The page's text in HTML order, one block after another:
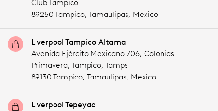
Club Tampico
89250 Tampico, Tamaulipas, Mexico
Liverpool Tampico Altama
Avenida Ejército Mexicano 706, Colonias
Primavera, Tampico, Tamps
89130 Tampico, Tamaulipas, Mexico
Liverpool Tepeyac